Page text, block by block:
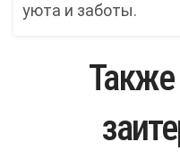
уюта и заботы.
Также